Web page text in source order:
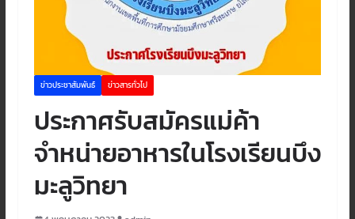
ข่าวประชาสัมพันธ์ ข่าวสารทั่วไป
ประกาศรับสมัครแม่ค้า
จำหน่ายอาหารในโรงเรียนบึง
มะลูวิทยา